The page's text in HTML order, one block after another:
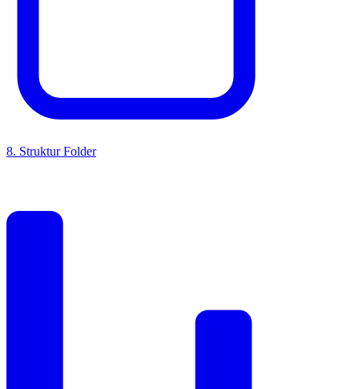
8. Struktur Folder